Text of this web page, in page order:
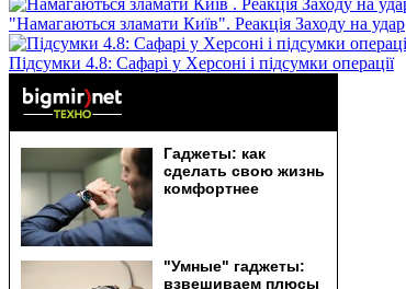
"Намагаються зламати Київ". Реакція Заходу на удар
Підсумки 4.8: Сафарі у Херсоні і підсумки операції